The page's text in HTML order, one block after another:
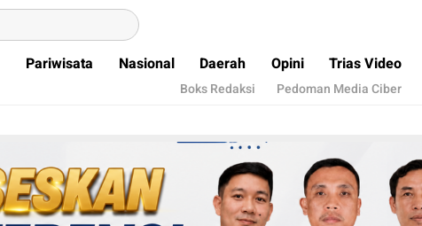
Pariwisata Nasional Daerah Opini Trias Video
Boks Redaksi Pedoman Media Ciber